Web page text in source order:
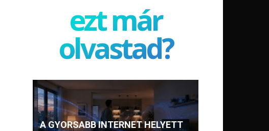
ezt már
olvastad?
A GYORSABB INTERNET HELYETT